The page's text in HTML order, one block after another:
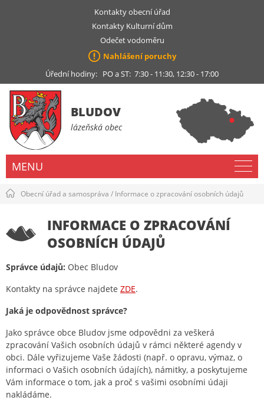
Kontakty obecní úřad
Kontakty Kulturní dům
Odečet vodoměru
Nahlášení poruchy
Úřední hodiny: PO a ST: 7:30 - 11:30, 12:30 - 17:00
BLUDOV
lázeňská obec
MENU
Obecní úřad a samospráva / Informace o zpracování osobních údajů
INFORMACE O ZPRACOVÁNÍ
OSOBNÍCH ÚDAJŮ
Správce údajů: Obec Bludov
Kontakty na správce najdete ZDE.
Jaká je odpovědnost správce?
Jako správce obce Bludov jsme odpovědni za veškerá
zpracování Vašich osobních údajů v rámci některé agendy v
obci. Dále vyřizujeme Vaše žádosti (např. o opravu, výmaz, o
informaci o Vašich osobních údajích), námitky, a poskytujeme
Vám informace o tom, jak a proč s vašimi osobními údaji
nakládáme.